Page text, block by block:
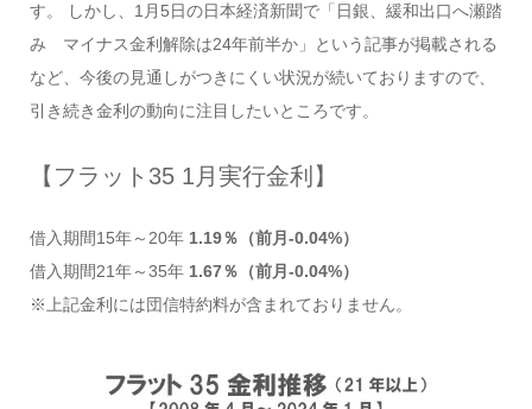
す。 しかし、1月5日の日本経済新聞で「日銀、緩和出口へ瀬踏
み マイナス金利解除は24年前半か」という記事が掲載される
など、今後の見通しがつきにくい状況が続いておりますので、
引き続き金利の動向に注目したいところです。
【フラット35 1月実行金利】
借入期間15年～20年 1.19％（前月-0.04%）
借入期間21年～35年 1.67％（前月-0.04%）
※上記金利には団信特約料が含まれておりません。